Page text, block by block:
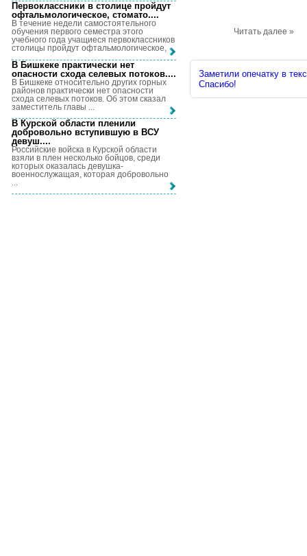
Читать далее »
Заметили опечатку в
Спасибо!
Первоклассники в столице пройдут
офтальмологическое, стомато....
В течение недели самостоятельного
обучения первого семестра этого
учебного года учащиеся первоклассников
столицы пройдут офтальмологическое, ...
В Бишкеке практически нет
опасности схода селевых потоков....
В Бишкеке относительно других горных
районов практически нет опасности
схода селевых потоков. Об этом сказал
заместитель главы ...
В Курской области пленили
добровольно вступившую в ВСУ
девуш....
Российские войска в Курской области
взяли в плен несколько бойцов, среди
которых оказалась девушка-
военнослужащая, которая добровольно
...